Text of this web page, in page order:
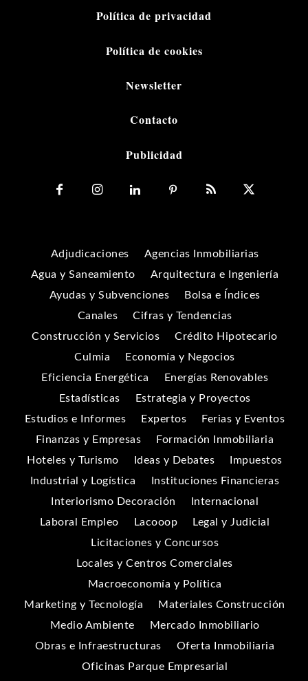
Política de privacidad
Política de cookies
Newsletter
Contacto
Publicidad
Adjudicaciones
Agencias Inmobiliarias
Agua y Saneamiento
Arquitectura e Ingeniería
Ayudas y Subvenciones
Bolsa e Índices
Canales
Cifras y Tendencias
Construcción y Servicios
Crédito Hipotecario
Culmia
Economía y Negocios
Eficiencia Energética
Energías Renovables
Estadísticas
Estrategia y Proyectos
Estudios e Informes
Expertos
Ferias y Eventos
Finanzas y Empresas
Formación Inmobiliaria
Hoteles y Turismo
Ideas y Debates
Impuestos
Industrial y Logística
Instituciones Financieras
Interiorismo Decoración
Internacional
Laboral Empleo
Lacooop
Legal y Judicial
Licitaciones y Concursos
Locales y Centros Comerciales
Macroeconomía y Política
Marketing y Tecnología
Materiales Construcción
Medio Ambiente
Mercado Inmobiliario
Obras e Infraestructuras
Oferta Inmobiliaria
Oficinas Parque Empresarial